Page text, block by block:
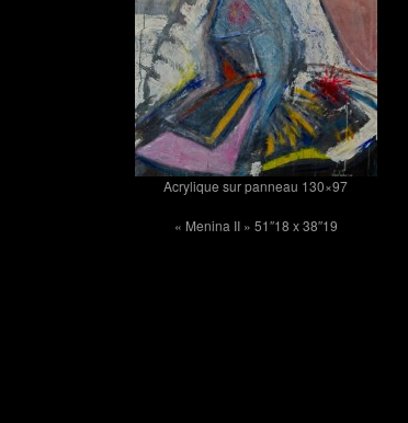
Acrylique sur panneau 130×97
« Menina II » 51″18 x 38″19